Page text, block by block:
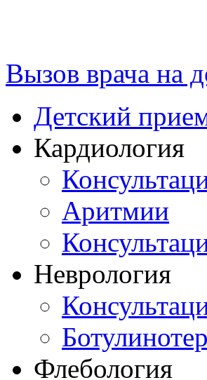
Вызов врача на
Детский
Кардиология
Аритмии
Неврология
Флебология